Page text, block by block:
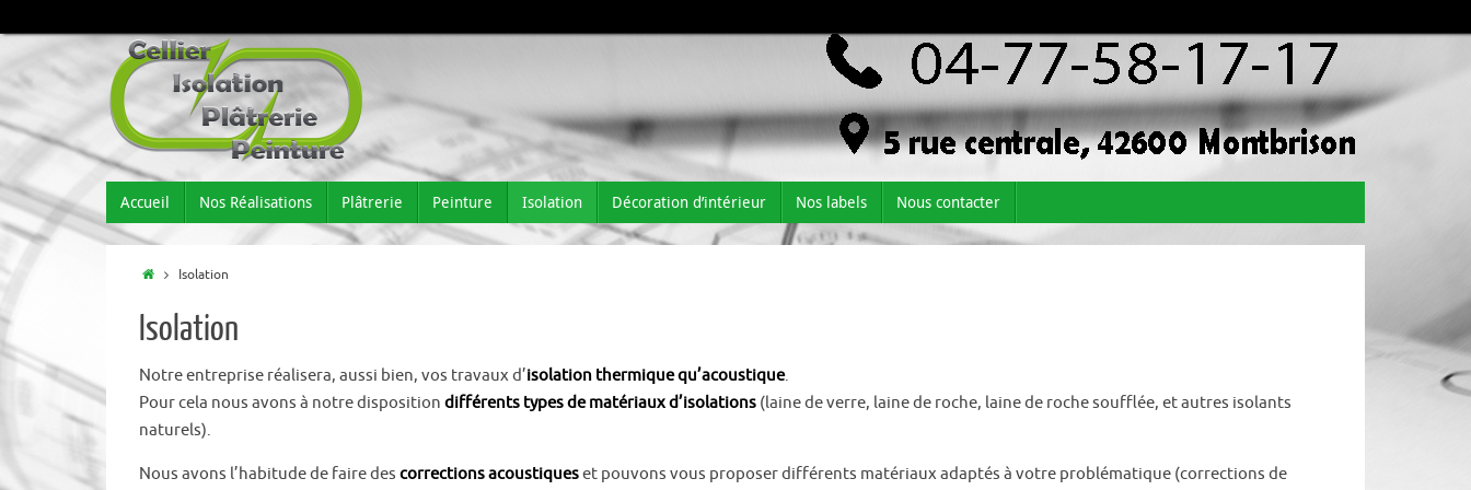
Accueil Nos Réalisations Plâtrerie Peinture Isolation Décoration d’intérieur Nos labels Nous contacter
Isolation
Isolation
Notre entreprise réalisera, aussi bien, vos travaux d’isolation thermique qu’acoustique.
Pour cela nous avons à notre disposition différents types de matériaux d’isolations (laine de verre, laine de roche, laine de roche soufflée, et autres isolants
naturels).
Nous avons l’habitude de faire des corrections acoustiqueset pouvons vous proposer différents matériaux adaptés à votre problématique (corrections de